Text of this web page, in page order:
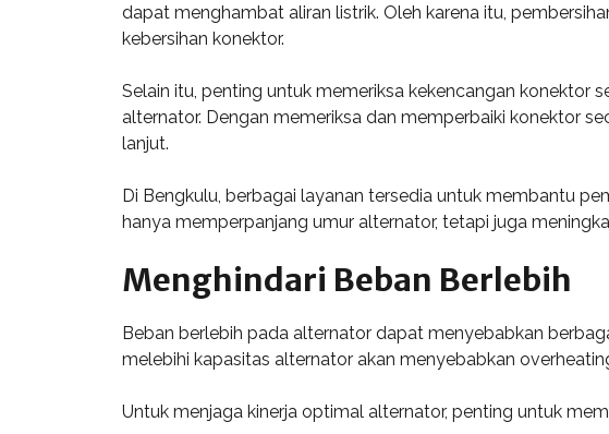
dapat menghambat aliran listrik. Oleh karena itu,
kebersihan konektor.
Selain itu, penting untuk memeriksa kekencangan konektor
alternator. Dengan memeriksa dan memperbaiki konektor
lanjut.
Di Bengkulu, berbagai layanan tersedia untuk membantu
hanya memperpanjang umur alternator, tetapi juga
Menghindari Beban Berlebih
Beban berlebih pada alternator dapat menyebabkan
melebihi kapasitas alternator akan menyebabkan
Untuk menjaga kinerja optimal alternator, penting untuk